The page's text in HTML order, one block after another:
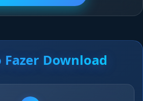
Fazer Download